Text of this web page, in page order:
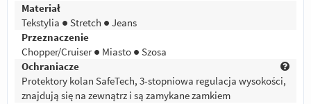
Materiał
Tekstylia ● Stretch ● Jeans
Przeznaczenie
Chopper/Cruiser ● Miasto ● Szosa
Ochraniacze
Protektory kolan SafeTech, 3-stopniowa regulacja wysokości,
znajdują się na zewnątrz i są zamykane zamkiem